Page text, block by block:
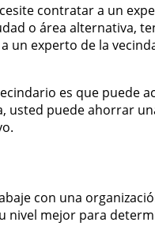
contratar a un
o área alternativa,
un experto de la
es que puede
usted puede ahorrar
con una
nivel mejor para